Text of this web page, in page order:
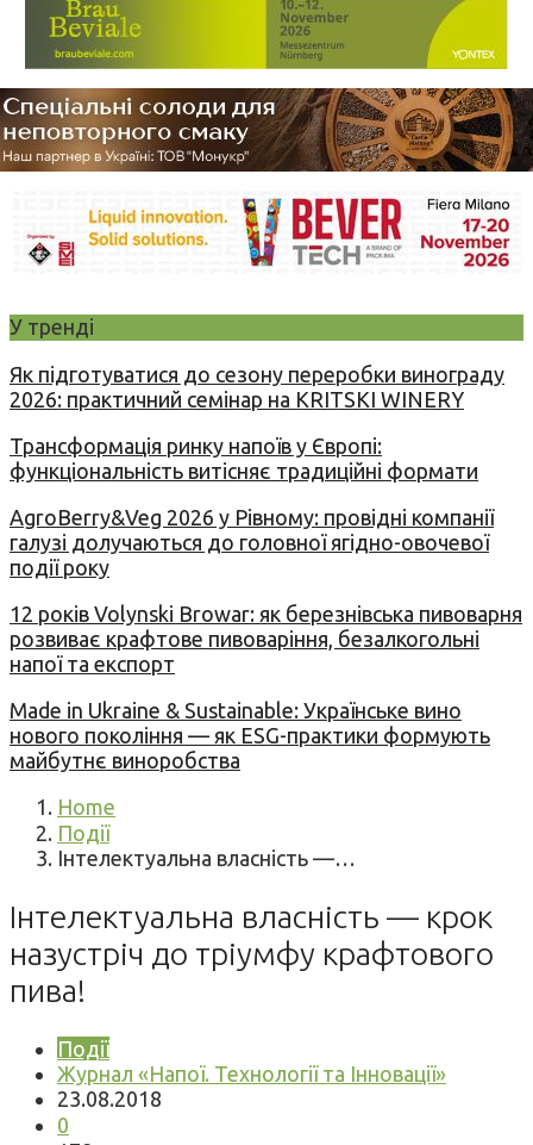
У тренді
Як підготуватися до сезону переробки винограду
2026: практичний семінар на KRITSKI WINERY
Трансформація ринку напоїв у Європі:
функціональність витісняє традиційні формати
AgroBerry&Veg 2026 у Рівному: провідні компанії
галузі долучаються до головної ягідно-овочевої
події року
12 років Volynski Browar: як березнівська пивоварня
розвиває крафтове пивоваріння, безалкогольні
напої та експорт
Made in Ukraine & Sustainable: Українське вино
нового покоління — як ESG-практики формують
майбутнє виноробства
Home
Події
Інтелектуальна власність —…
Інтелектуальна власність — крок
назустріч до тріумфу крафтового
пива!
Події
Журнал «Напої. Технології та Інновації»
23.08.2018
0